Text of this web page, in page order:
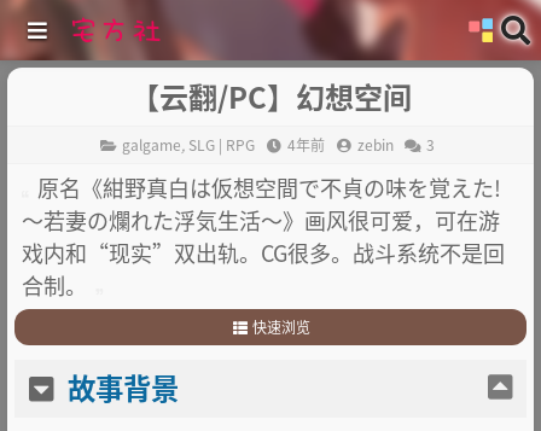
【云翻/PC】幻想空间
galgame, SLG | RPG 4年前 zebin 3
原名《紺野真白は仮想空間で不貞の味を覚えた!
～若妻の爛れた浮気生活～》画风很可爱，可在游
戏内和“现实”双出轨。CG很多。战斗系统不是回
合制。
快速浏览
2.其他：故事背景